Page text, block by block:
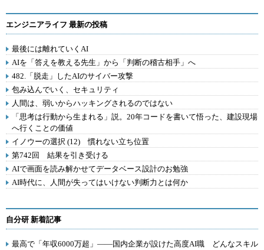
エンジニアライフ 最新の投稿
最後には離れていくAI
AIを「答えを教える先生」から「判断の稽古相手」へ
482.「脱走」したAIのサイバー攻撃
包み込んでいく、セキュリティ
人間は、弱いからハッキングされるのではない
「思考は行動から生まれる」説。20年コードを書いて悟った、建設現場
へ行くことの価値
イノウーの選択 (12) 慣れない立ち位置
第742回 結果を引き受ける
AIで画面を読み解かせてデータベース設計のお勉強
AI時代に、人間が失ってはいけない判断力とは何か
自分研 新着記事
最高で「年収6000万超」――国内企業が設けた高度AI職 どんなスキル